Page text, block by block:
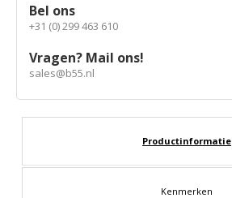
Bel ons
+31 (0) 299 463 610
Vragen? Mail ons!
sales@b55.nl
Productinformatie
Kenmerken